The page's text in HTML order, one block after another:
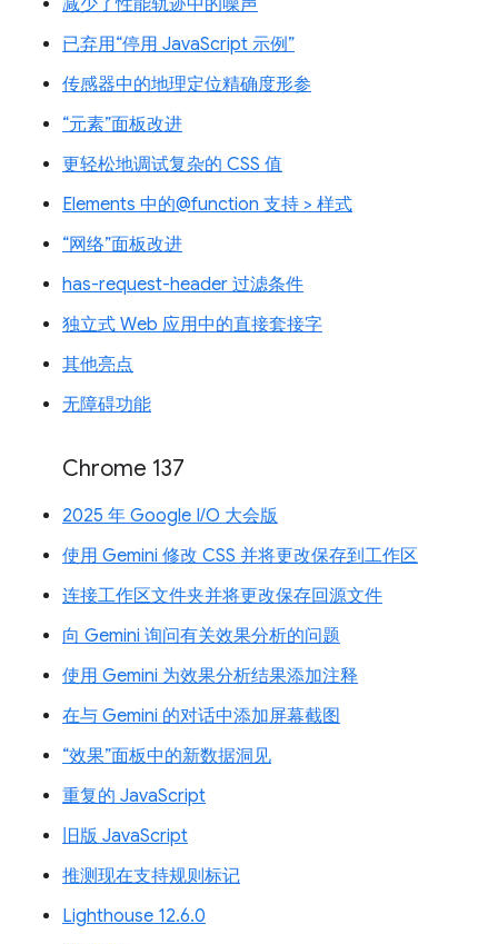
减少了性能轨迹中的噪声
已弃用“停用 JavaScript 示例”
传感器中的地理定位精确度形参
“元素”面板改进
更轻松地调试复杂的 CSS 值
Elements 中的@function 支持 > 样式
“网络”面板改进
has-request-header 过滤条件
独立式 Web 应用中的直接套接字
其他亮点
无障碍功能
Chrome 137
2025 年 Google I/O 大会版
使用 Gemini 修改 CSS 并将更改保存到工作区
连接工作区文件夹并将更改保存回源文件
向 Gemini 询问有关效果分析的问题
使用 Gemini 为效果分析结果添加注释
在与 Gemini 的对话中添加屏幕截图
“效果”面板中的新数据洞见
重复的 JavaScript
旧版 JavaScript
推测现在支持规则标记
Lighthouse 12.6.0